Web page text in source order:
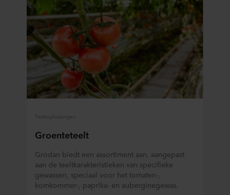
Teeltoplossingen
Groenteteelt
Grodan biedt een assortiment aan, aangepast
aan de teeltkarakteristieken van specifieke
gewassen, speciaal voor het tomaten-,
komkommer-, paprika- en auberginegewas.